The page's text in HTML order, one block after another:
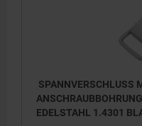
SPANNVERSCHLUSS
EDELSTAHL 1.4301